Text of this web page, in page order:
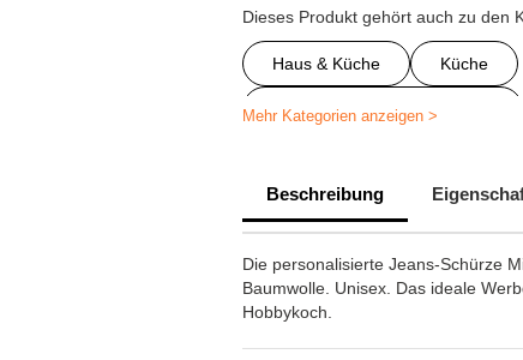
Dieses Produkt gehört auch zu den
Haus & Küche Küche
Personalisierte Küchenartikel
Personalisierte
Hotelsektor
Mehr Kategorien anzeigen >
Beschreibung
Die personalisierte Jeans-Schürze
Baumwolle. Unisex. Das ideale
Hobbykoch.